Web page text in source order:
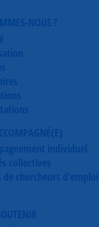
NOUS ?
individuel
collectives
de chercheurs d'emploi